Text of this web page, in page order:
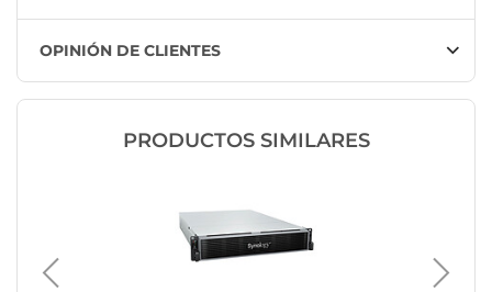
OPINIÓN DE CLIENTES
PRODUCTOS SIMILARES